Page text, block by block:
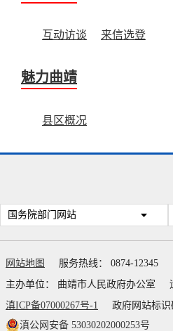
互动访谈 来信选登
魅力曲靖
县区概况
国务院部门网站
网站地图
服务热线： 0874-12345
主办单位： 曲靖市人民政府办公室
滇ICP备07000267号-1
政府网站标识
滇公网安备 53030202000253号